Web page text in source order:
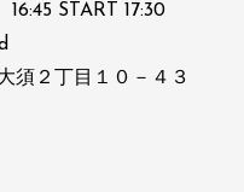
START 17:30
須２丁目１０－４３